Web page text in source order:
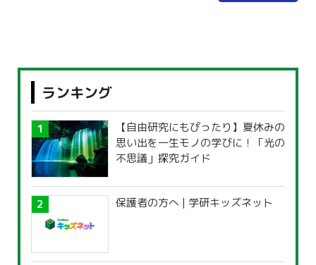
ランキング
【自由研究にもぴったり】夏休みの
思い出を一生モノの学びに！「光の
不思議」探究ガイド
保護者の方へ | 学研キッズネット